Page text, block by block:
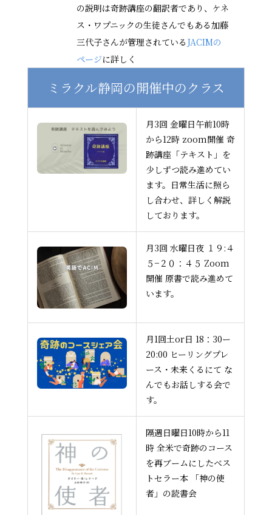
の説明は奇跡講座の翻訳者であり、ケネ
ス・ワプニックの生徒さんでもある加藤
三代子さんが管理されている JACIMの
ページに詳しく
ミラクル静岡の開催中のクラス
月3回 金曜日午前10時
から12時 zoom開催 奇
跡講座「テキスト」を
少しずつ読み進めてい
ます。日常生活に照ら
し合わせ、詳しく解説
しております。
月3回 水曜日夜 １９:４
５−２０：４５ Zoom
開催 原書で読み進めて
います。
月1回土or日 18：30ー
20:00 ヒーリングプレ
ース・未来くるにて な
んでもお話しする会で
す。
隔週日曜日10時から11
時 全米で奇跡のコース
を再ブームにしたベス
トセラー本 「神の使
者」の読書会